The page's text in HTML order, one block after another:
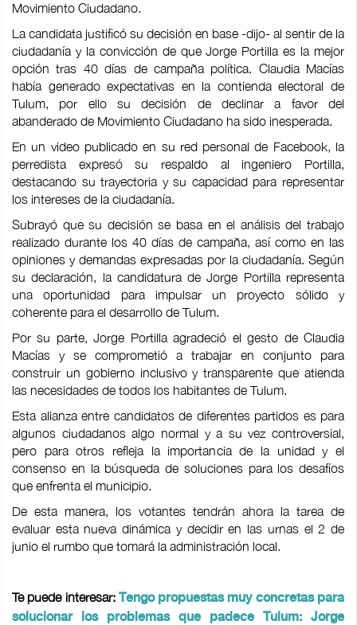
Movimiento Ciudadano.
La candidata justificó su decisión en base -dijo- al sentir de la
ciudadanía y la convicción de que Jorge Portilla es la mejor
opción tras 40 días de campaña política. Claudia Macías
había generado expectativas en la contienda electoral de
Tulum, por ello su decisión de declinar a favor del
abanderado de Movimiento Ciudadano ha sido inesperada.
En un video publicado en su red personal de Facebook, la
perredista expresó su respaldo al ingeniero Portilla,
destacando su trayectoria y su capacidad para representar
los intereses de la ciudadanía.
Subrayó que su decisión se basa en el análisis del trabajo
realizado durante los 40 días de campaña, así como en las
opiniones y demandas expresadas por la ciudadanía. Según
su declaración, la candidatura de Jorge Portilla representa
una oportunidad para impulsar un proyecto sólido y
coherente para el desarrollo de Tulum.
Por su parte, Jorge Portilla agradeció el gesto de Claudia
Macías y se comprometió a trabajar en conjunto para
construir un gobierno inclusivo y transparente que atienda
las necesidades de todos los habitantes de Tulum.
Esta alianza entre candidatos de diferentes partidos es para
algunos ciudadanos algo normal y a su vez controversial,
pero para otros refleja la importancia de la unidad y el
consenso en la búsqueda de soluciones para los desafíos
que enfrenta el municipio.
De esta manera, los votantes tendrán ahora la tarea de
evaluar esta nueva dinámica y decidir en las urnas el 2 de
junio el rumbo que tomará la administración local.
Te puede interesar: Tengo propuestas muy concretas para
solucionar los problemas que padece Tulum: Jorge